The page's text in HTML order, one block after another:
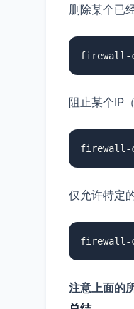
删除某个已
firewall-
阻止某个IP
firewall-
仅允许特定
firewall-
注意上面的